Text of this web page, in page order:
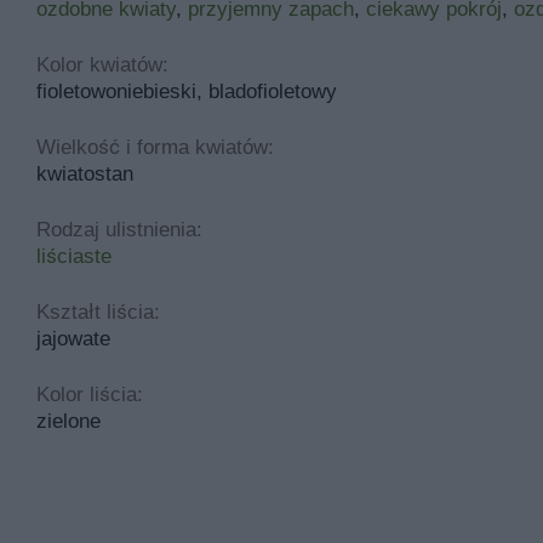
ozdobne kwiaty, przyjemny zapach, ciekawy pokrój,
Kolor kwiatów:
fioletowoniebieski, bladofioletowy
Wielkość i forma kwiatów:
kwiatostan
Rodzaj ulistnienia:
liściaste
Kształt liścia:
jajowate
Kolor liścia:
zielone